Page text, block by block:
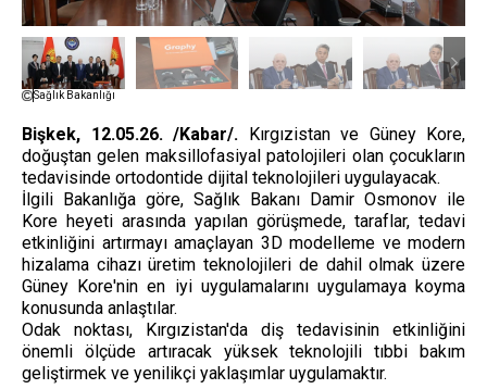
Sağlık Bakanlığı
Bişkek, 12.05.26. /Kabar/. Kırgızistan ve Güney Kore,
doğuştan gelen maksillofasiyal patolojileri olan çocukların
tedavisinde ortodontide dijital teknolojileri uygulayacak.
İlgili Bakanlığa göre, Sağlık Bakanı Damir Osmonov ile
Kore heyeti arasında yapılan görüşmede, taraflar, tedavi
etkinliğini artırmayı amaçlayan 3D modelleme ve modern
hizalama cihazı üretim teknolojileri de dahil olmak üzere
Güney Kore'nin en iyi uygulamalarını uygulamaya koyma
konusunda anlaştılar.
Odak noktası, Kırgızistan'da diş tedavisinin etkinliğini
önemli ölçüde artıracak yüksek teknolojili tıbbi bakım
geliştirmek ve yenilikçi yaklaşımlar uygulamaktır.